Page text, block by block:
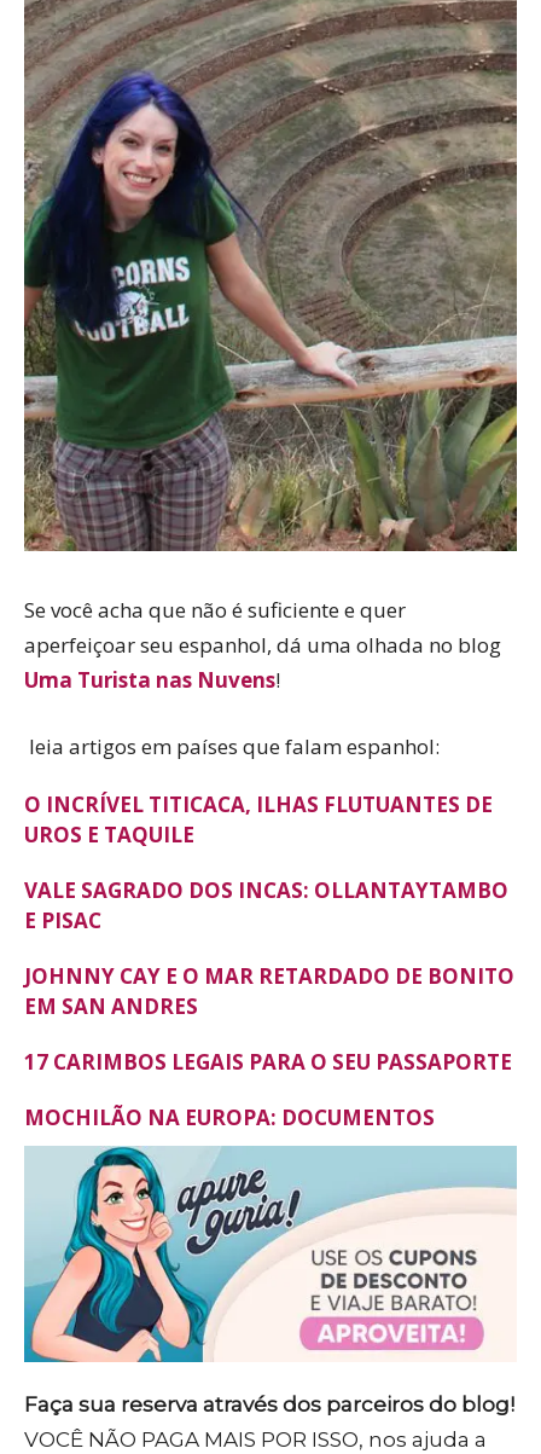
Se você acha que não é suficiente e quer
aperfeiçoar seu espanhol, dá uma olhada no blog
Uma Turista nas Nuvens!
leia artigos em países que falam espanhol:
O INCRÍVEL TITICACA, ILHAS FLUTUANTES DE
UROS E TAQUILE
VALE SAGRADO DOS INCAS: OLLANTAYTAMBO
E PISAC
JOHNNY CAY E O MAR RETARDADO DE BONITO
EM SAN ANDRES
17 CARIMBOS LEGAIS PARA O SEU PASSAPORTE
MOCHILÃO NA EUROPA: DOCUMENTOS
Faça sua reserva através dos parceiros do blog!
VOCÊ NÃO PAGA MAIS POR ISSO, nos ajuda a